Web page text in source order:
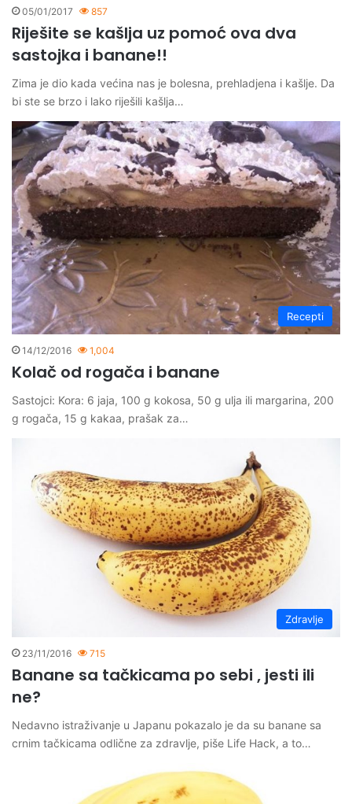
05/01/2017 857
Riješite se kašlja uz pomoć ova dva
sastojka i banane!!
Zima je dio kada većina nas je bolesna, prehladjena i kašlje. Da
bi ste se brzo i lako riješili kašlja…
Recepti
14/12/2016 1,004
Kolač od rogača i banane
Sastojci: Kora: 6 jaja, 100 g kokosa, 50 g ulja ili margarina, 200
g rogača, 15 g kakaa, prašak za…
Zdravlje
23/11/2016 715
Banane sa tačkicama po sebi , jesti ili
ne?
Nedavno istraživanje u Japanu pokazalo je da su banane sa
crnim tačkicama odlične za zdravlje, piše Life Hack, a to…